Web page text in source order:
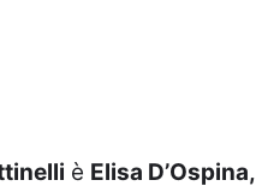
è Elisa D’Ospina,